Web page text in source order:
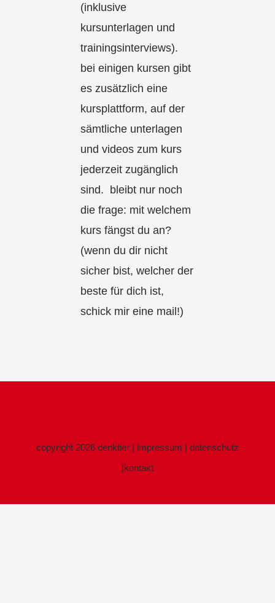
(inklusive
kursunterlagen und
trainingsinterviews).
bei einigen kursen gibt
es zusätzlich eine
kursplattform, auf der
sämtliche unterlagen
und videos zum kurs
jederzeit zugänglich
sind. bleibt nur noch
die frage: mit welchem
kurs fängst du an?
(wenn du dir nicht
sicher bist, welcher der
beste für dich ist,
schick mir eine mail!)
copyright 2026 denktier | impressum | datenschutz
|kontakt